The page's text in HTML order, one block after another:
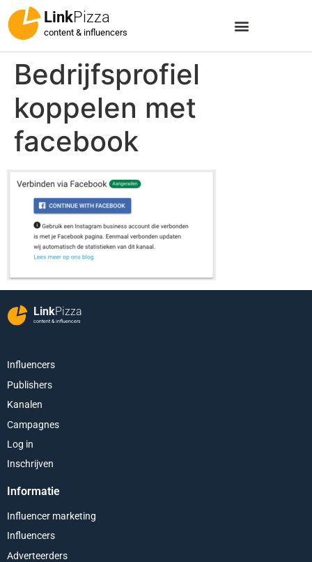
LinkPizza
content & influencers
Bedrijfsprofiel
koppelen met
facebook
LinkPizza
content & influencers
Influencers
Publishers
Kanalen
Campagnes
Log in
Inschrijven
Informatie
Influencer marketing
Influencers
Adverteerders